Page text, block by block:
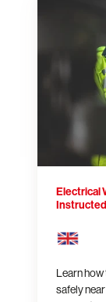
Instructed
Electrical
Learn
safely